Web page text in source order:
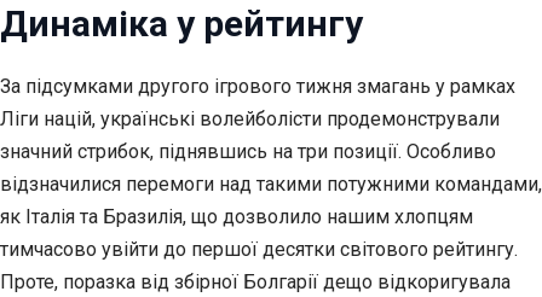
Динаміка у рейтингу
За підсумками другого ігрового тижня змагань у рамках
Ліги націй, українські волейболісти продемонстрували
значний стрибок, піднявшись на три позиції. Особливо
відзначилися перемоги над такими потужними командами,
як Італія та Бразилія, що дозволило нашим хлопцям
тимчасово увійти до першої десятки світового рейтингу.
Проте, поразка від збірної Болгарії дещо відкоригувала